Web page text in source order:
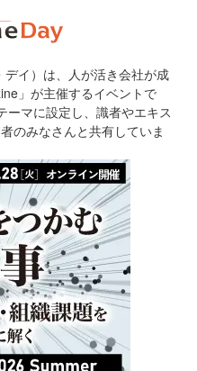
イ）は、人が活き会社が成
」が主催するイベントで
ーマに設定し、識者やエキス
のみなさんと共有していま